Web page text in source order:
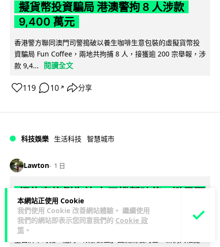
本網站正使用 Cookie
我們使用 Cookie 改善網站體驗。 繼續使用
我們的網站即表示您同意我們的 Cookie 政
策 。
擬貨幣投資騙局 港澳警拘 8 人涉款
9,400 萬元
香港警方聯同澳門司警搗破以養生咖啡生意包裝的虛擬貨幣投
資騙局 Fun Coffee，兩地共拘捕 8 人，接獲逾 200 宗舉報，涉
款 9,4...
閱讀全文
119 10 ↗ 分享
科技娛樂 生活科技 智慧城市
Lawton 1 日
網約車條例生效 有司機暫時停工避風頭
的士業界籲白牌 "改邪歸正"
規管網約車法例大部分條文已於 8 月 3 日生效，的士業界就期